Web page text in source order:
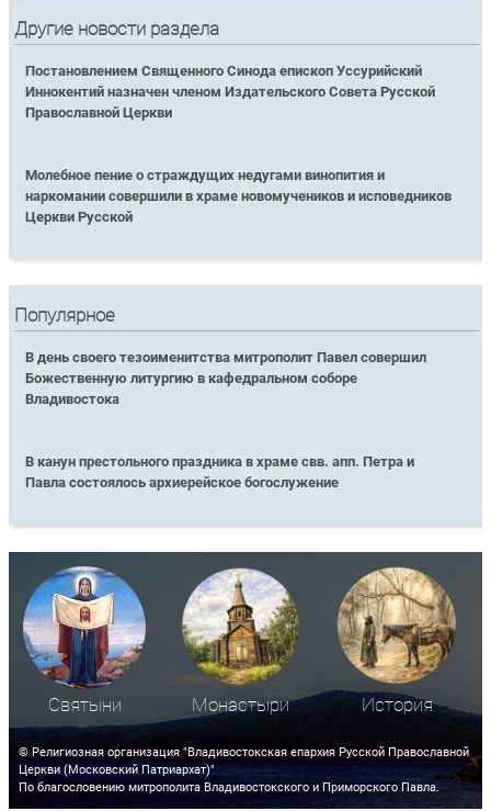
Другие новости раздела
Постановлением Священного Синода епископ Уссурийский
Иннокентий назначен членом Издательского Совета Русской
Православной Церкви
Молебное пение о страждущих недугами винопития и
наркомании совершили в храме новомучеников и исповедников
Церкви Русской
Популярное
В день своего тезоименитства митрополит Павел совершил
Божественную литургию в кафедральном соборе
Владивостока
В канун престольного праздника в храме свв. апп. Петра и
Павла состоялось архиерейское богослужение
Святыни Монастыри История
© Религиозная организация "Владивостокская епархия Русской Православной
Церкви (Московский Патриархат)"
По благословению митрополита Владивостокского и Приморского Павла.